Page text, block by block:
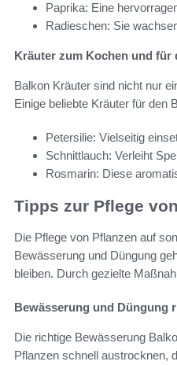
Paprika: Eine
Radieschen: Sie
Kräuter zum Kochen und für
Balkon Kräuter sind nicht nur
Einige beliebte Kräuter für den
Petersilie: Vielseitig
Schnittlauch: Verleiht
Rosmarin: Diese
Tipps zur Pflege
Die Pflege von Pflanzen auf
Bewässerung und Düngung
bleiben. Durch gezielte
Bewässerung und Düngung
Die richtige Bewässerung
Pflanzen schnell austrocknen,